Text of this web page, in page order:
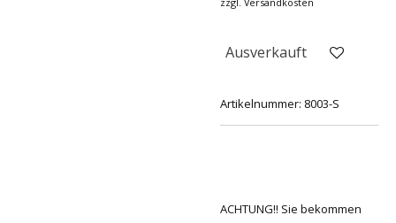
Ausverkauft
Artikelnummer: 8003-S
ACHTUNG!! Sie bekommen